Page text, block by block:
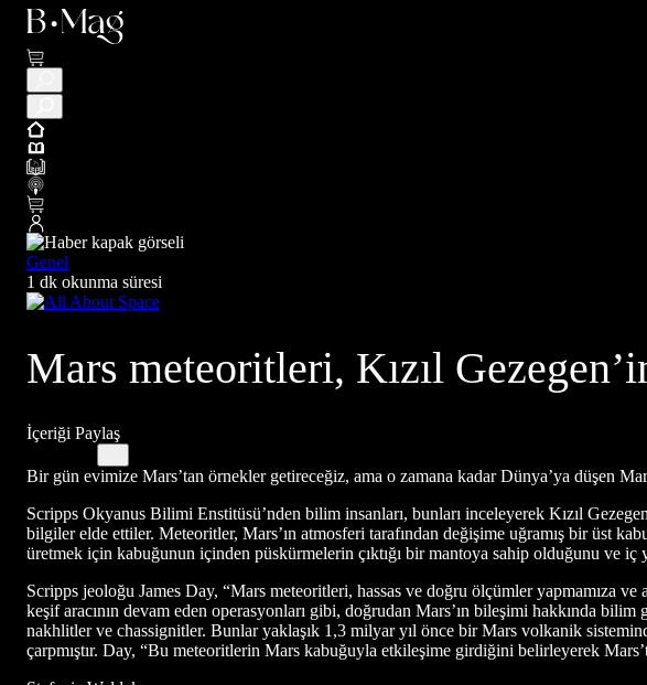
Genel
1 dk okunma süresi
Mars meteoritleri, Kızıl
İçeriği Paylaş
Bir gün evimize Mars’tan örnekler getireceğiz, ama o zamana kadar Dünya’ya düşen
Scripps Okyanus Bilimi Enstitüsü’nden bilim insanları, bunları inceleyerek Kızıl
bilgiler elde ettiler. Meteoritler, Mars’ın atmosferi tarafından değişime uğramış bir üst
üretmek için kabuğunun içinden püskürmelerin çıktığı bir mantoya sahip olduğunu ve iç
Scripps jeoloğu James Day, “Mars meteoritleri, hassas ve doğru ölçümler yapmamıza
keşif aracının devam eden operasyonları gibi, doğrudan Mars’ın bileşimi hakkında
nakhlitler ve chassignitler. Bunlar yaklaşık 1,3 milyar yıl önce bir Mars volkanik
çarpmıştır. Day, “Bu meteoritlerin Mars kabuğuyla etkileşime girdiğini belirleyerek